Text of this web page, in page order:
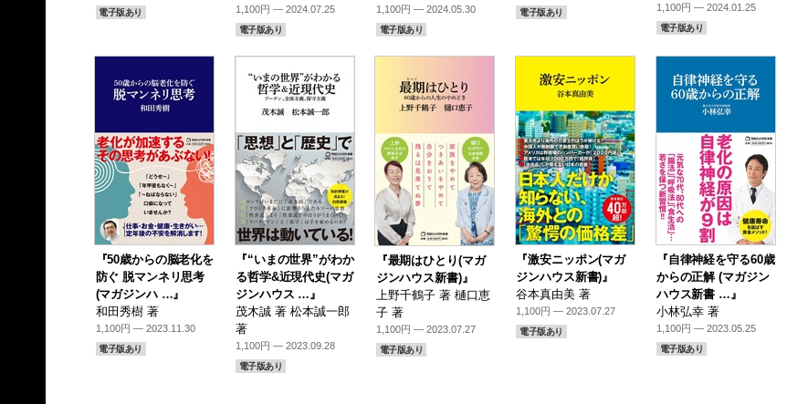
電子版あり 1,100円 — 2024.07.25
電子版あり
1,100円 — 2024.05.30
電子版あり
電子版あり 1,100円 — 2024.01.25
電子版あり
『50歳からの脳老化を
防ぐ 脱マンネリ思考
(マガジンハ …』
和田秀樹 著
1,100円 — 2023.11.30
電子版あり
『“いまの世界”がわか
る哲学&近現代史(マガ
ジンハウス …』
茂木誠 著 松本誠一郎
著
1,100円 — 2023.09.28
電子版あり
『最期はひとり(マガ
ジンハウス新書)』
上野千鶴子 著 樋口恵
子 著
1,100円 — 2023.07.27
電子版あり
『激安ニッポン(マガ
ジンハウス新書)』
谷本真由美 著
1,100円 — 2023.07.27
電子版あり
『自律神経を守る60歳
からの正解 (マガジン
ハウス新書 …』
小林弘幸 著
1,100円 — 2023.05.25
電子版あり